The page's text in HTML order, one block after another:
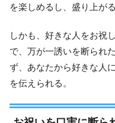
を楽しめるし、盛り上が
しかも、好きな人をお祝
で、万が一誘いを断られ
ず、あなたから好きな人
を伝えられる。